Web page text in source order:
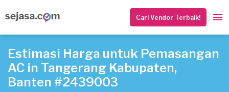
Cari Vendor Terbaik!
Estimasi Harga untuk Pemasangan
AC in Tangerang Kabupaten,
Banten #2439003